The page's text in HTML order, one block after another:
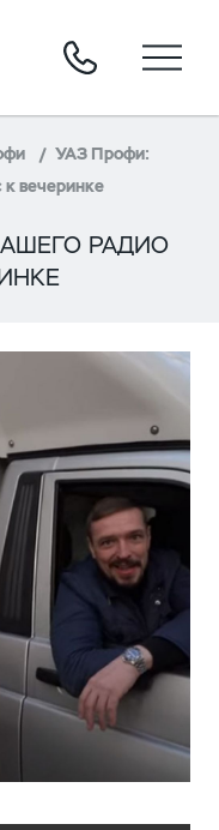
УАЗ Профи:
к вечеринке
РАДИО